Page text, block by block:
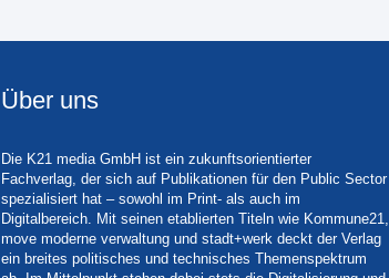
Über uns
Die K21 media GmbH ist ein zukunftsorientierter
Fachverlag, der sich auf Publikationen für den Public Sector
spezialisiert hat – sowohl im Print- als auch im
Digitalbereich. Mit seinen etablierten Titeln wie Kommune21,
move moderne verwaltung und stadt+werk deckt der Verlag
ein breites politisches und technisches Themenspektrum